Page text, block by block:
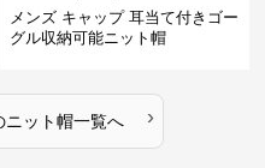
メンズ キャップ 耳当て付きゴー
グル収納可能ニット帽
ニット帽一覧へ ›